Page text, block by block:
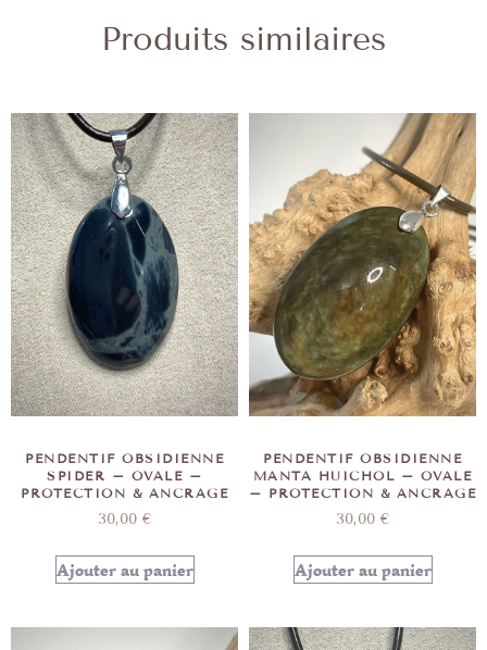
Produits similaires
PENDENTIF OBSIDIENNE
SPIDER – OVALE –
PROTECTION & ANCRAGE
30,00 €
Ajouter au panier
PENDENTIF OBSIDIENNE
MANTA HUICHOL – OVALE
– PROTECTION & ANCRAGE
30,00 €
Ajouter au panier